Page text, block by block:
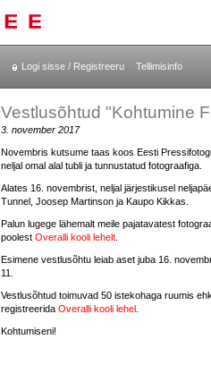
Logi sisse / Registreeru Tellimisinfo
Vestlusõhtud "Kohtumine
3. november 2017
Novembris kutsume taas koos Eesti
neljal omal alal tubli ja tunnustatud fotograafiga.
Alates 16. novembrist, neljal järjestikusel
Tunnel, Joosep Martinson ja Kaupo Kikkas.
Palun lugege lähemalt meile pajatavatest
poolest Overalli kooli lehelt
Esimene vestlusõhtu leiab aset juba 16.
11.
Vestlusõhtud toimuvad 50 istekohaga ruumis
registreerida Overalli kooli lehel
Kohtumiseni!